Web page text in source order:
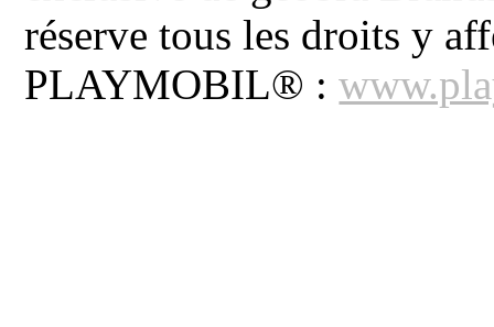
réserve tous les droits y
PLAYMOBIL® :